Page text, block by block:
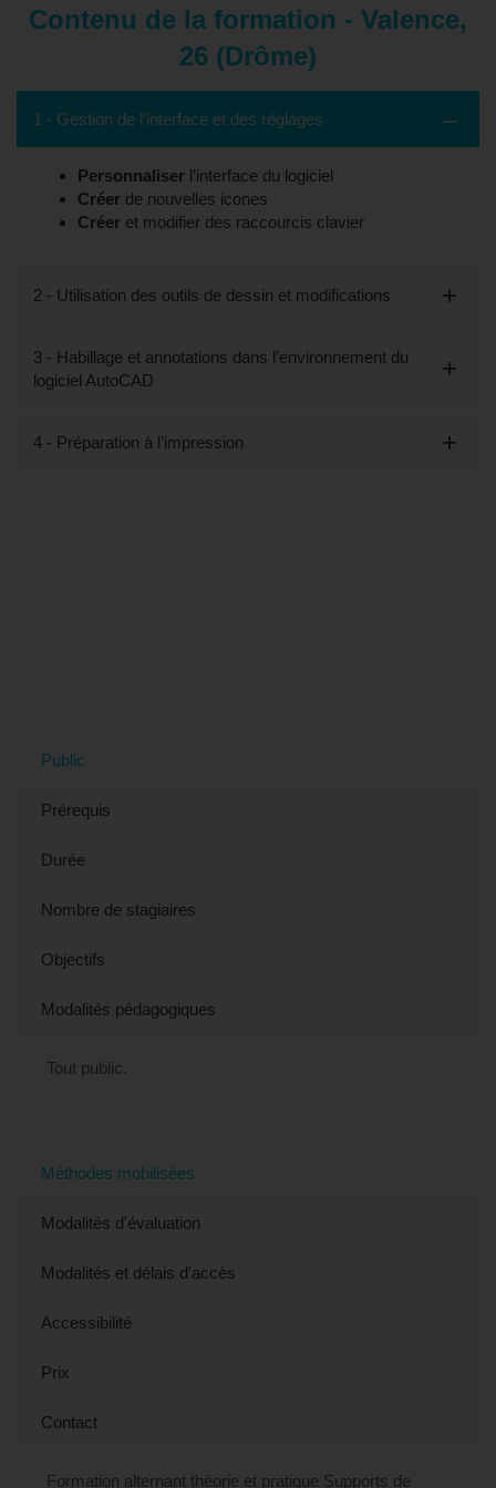
Contenu de la formation - Valence,
26 (Drôme)
1 - Gestion de l’interface et des réglages
Personnaliser l’interface du logiciel
Créer de nouvelles icones
Créer et modifier des raccourcis clavier
2 - Utilisation des outils de dessin et modifications
3 - Habillage et annotations dans l’environnement du
logiciel AutoCAD
4 - Préparation à l’impression
Public
Prérequis
Durée
Nombre de stagiaires
Objectifs
Modalités pédagogiques
Tout public.
Méthodes mobilisées
Modalités d'évaluation
Modalités et délais d'accès
Accessibilité
Prix
Contact
Formation alternant théorie et pratique Supports de